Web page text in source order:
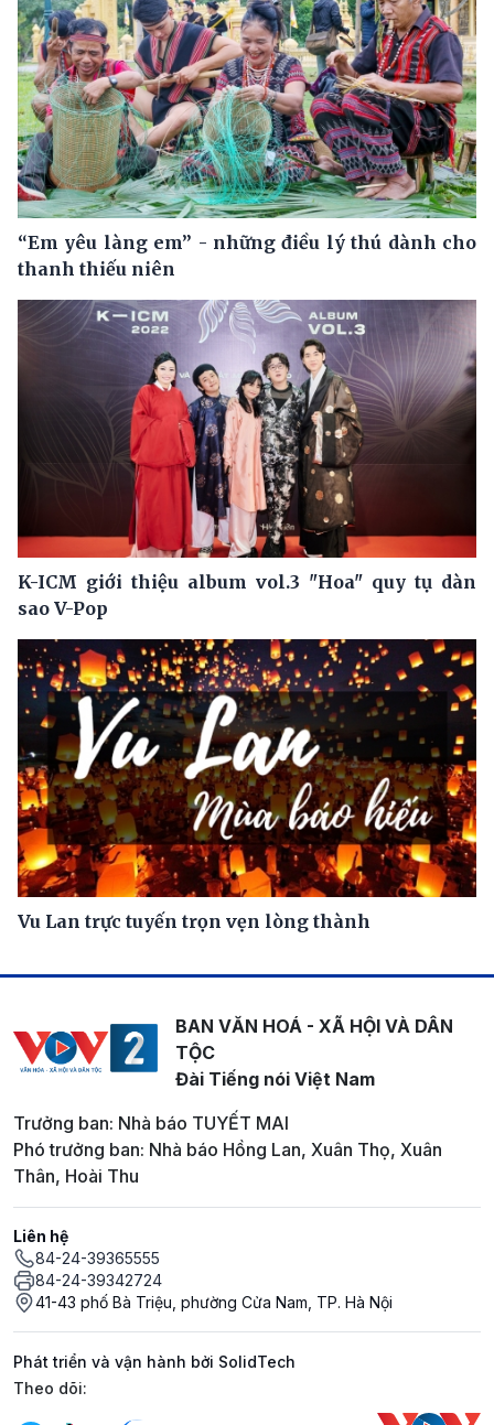
“Em yêu làng em” - những điều lý thú dành cho
thanh thiếu niên
K-ICM giới thiệu album vol.3 "Hoa" quy tụ dàn
sao V-Pop
Vu Lan trực tuyến trọn vẹn lòng thành
BAN VĂN HOÁ - XÃ HỘI VÀ DÂN
TỘC
Đài Tiếng nói Việt Nam
Trưởng ban: Nhà báo TUYẾT MAI
Phó trưởng ban: Nhà báo Hồng Lan, Xuân Thọ, Xuân
Thân, Hoài Thu
Liên hệ
84-24-39365555
84-24-39342724
41-43 phố Bà Triệu, phường Cửa Nam, TP. Hà Nội
Phát triển và vận hành bởi SolidTech
Mạng xã hội
Theo dõi: